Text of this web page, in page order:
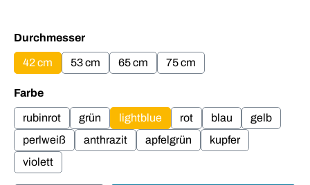
Durchmesserauswählen
42 cm 53 cm 65 cm 75 cm
Farbeauswählen
rubinrot grün lightblue rot blau
gelb
perlweiß
anthrazit apfelgrün
kupfer
violett